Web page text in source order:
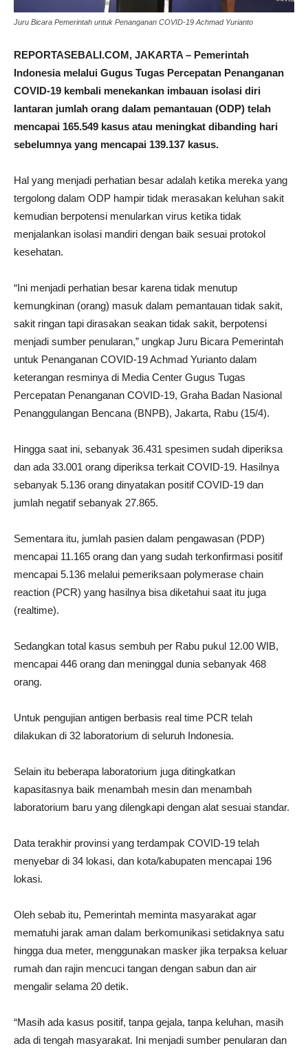
Juru Bicara Pemerintah untuk Penanganan COVID-19 Achmad Yurianto
REPORTASEBALI.COM, JAKARTA – Pemerintah
Indonesia melalui Gugus Tugas Percepatan Penanganan
COVID-19 kembali menekankan imbauan isolasi diri
lantaran jumlah orang dalam pemantauan (ODP) telah
mencapai 165.549 kasus atau meningkat dibanding hari
sebelumnya yang mencapai 139.137 kasus.
Hal yang menjadi perhatian besar adalah ketika mereka yang
tergolong dalam ODP hampir tidak merasakan keluhan sakit
kemudian berpotensi menularkan virus ketika tidak
menjalankan isolasi mandiri dengan baik sesuai protokol
kesehatan.
“Ini menjadi perhatian besar karena tidak menutup
kemungkinan (orang) masuk dalam pemantauan tidak sakit,
sakit ringan tapi dirasakan seakan tidak sakit, berpotensi
menjadi sumber penularan,” ungkap Juru Bicara Pemerintah
untuk Penanganan COVID-19 Achmad Yurianto dalam
keterangan resminya di Media Center Gugus Tugas
Percepatan Penanganan COVID-19, Graha Badan Nasional
Penanggulangan Bencana (BNPB), Jakarta, Rabu (15/4).
Hingga saat ini, sebanyak 36.431 spesimen sudah diperiksa
dan ada 33.001 orang diperiksa terkait COVID-19. Hasilnya
sebanyak 5.136 orang dinyatakan positif COVID-19 dan
jumlah negatif sebanyak 27.865.
Sementara itu, jumlah pasien dalam pengawasan (PDP)
mencapai 11.165 orang dan yang sudah terkonfirmasi positif
mencapai 5.136 melalui pemeriksaan polymerase chain
reaction (PCR) yang hasilnya bisa diketahui saat itu juga
(realtime).
Sedangkan total kasus sembuh per Rabu pukul 12.00 WIB,
mencapai 446 orang dan meninggal dunia sebanyak 468
orang.
Untuk pengujian antigen berbasis real time PCR telah
dilakukan di 32 laboratorium di seluruh Indonesia.
Selain itu beberapa laboratorium juga ditingkatkan
kapasitasnya baik menambah mesin dan menambah
laboratorium baru yang dilengkapi dengan alat sesuai standar.
Data terakhir provinsi yang terdampak COVID-19 telah
menyebar di 34 lokasi, dan kota/kabupaten mencapai 196
lokasi.
Oleh sebab itu, Pemerintah meminta masyarakat agar
mematuhi jarak aman dalam berkomunikasi setidaknya satu
hingga dua meter, menggunakan masker jika terpaksa keluar
rumah dan rajin mencuci tangan dengan sabun dan air
mengalir selama 20 detik.
“Masih ada kasus positif, tanpa gejala, tanpa keluhan, masih
ada di tengah masyarakat. Ini menjadi sumber penularan dan